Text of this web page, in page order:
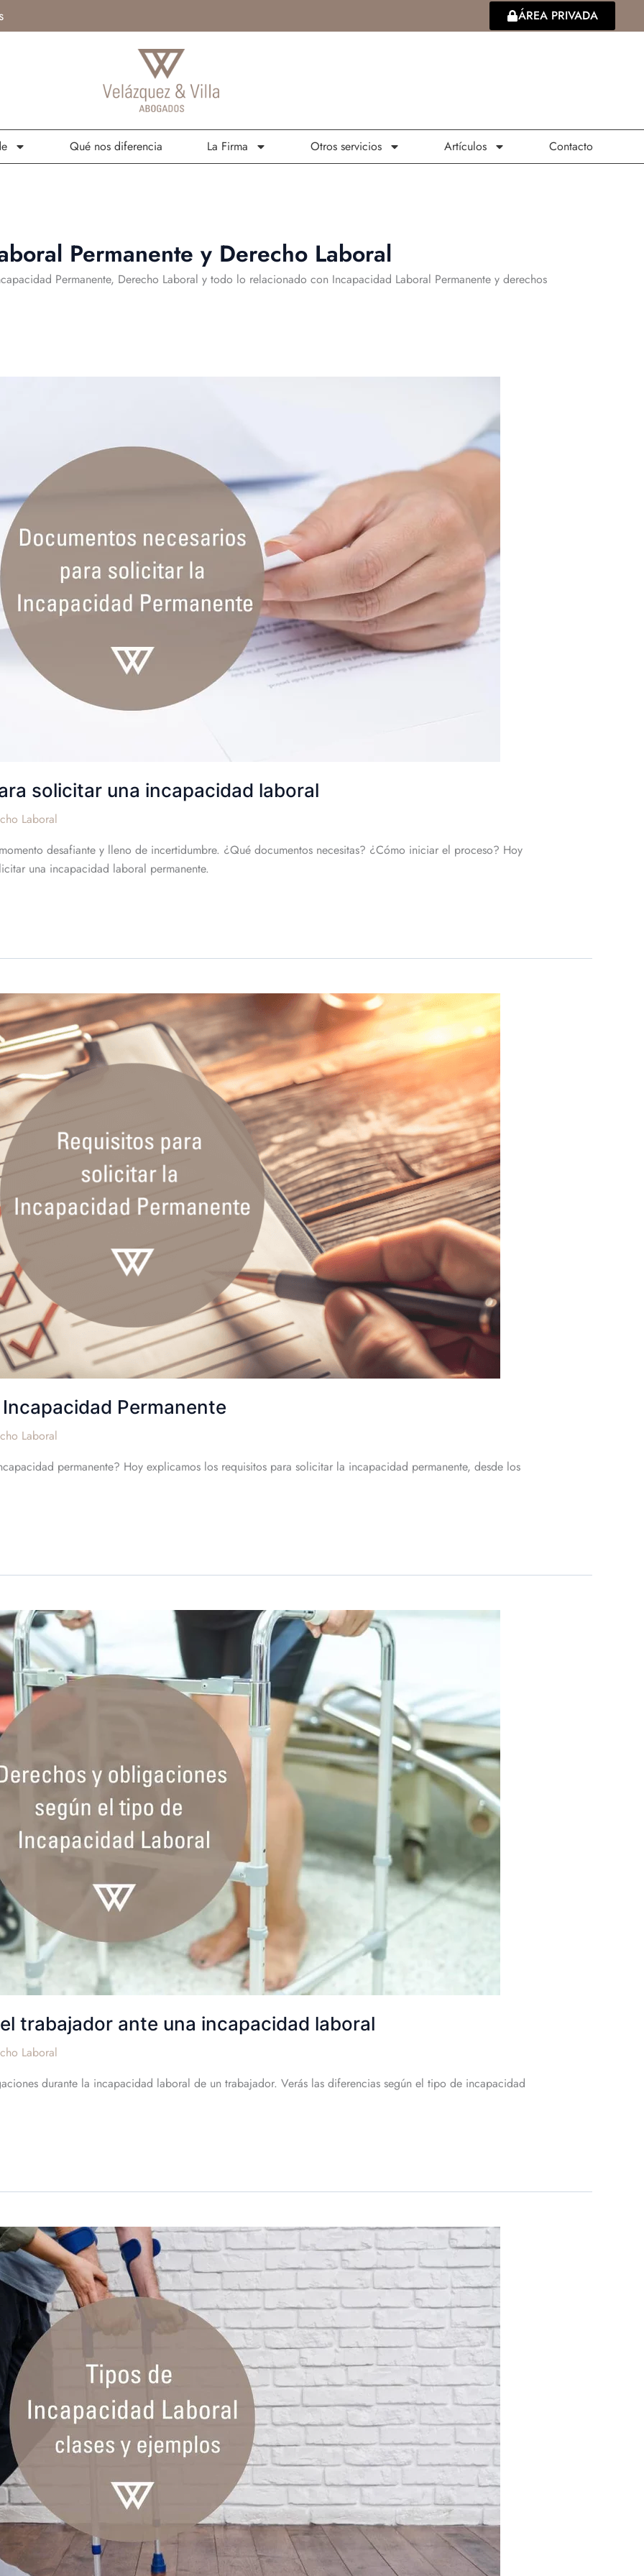
ÁREA PRIVADA
Qué nos diferencia La Firma Otros servicios Artículos Contacto
Permanente y Derecho Laboral
Permanente, Derecho Laboral y todo lo relacionado con Incapacidad Laboral Permanente y derechos
solicitar una incapacidad laboral
Laboral
desafiante y lleno de incertidumbre. ¿Qué documentos necesitas? ¿Cómo iniciar el proceso? Hoy
una incapacidad laboral permanente.
Permanente
Laboral
permanente? Hoy explicamos los requisitos para solicitar la incapacidad permanente, desde los
trabajador ante una incapacidad laboral
Laboral
durante la incapacidad laboral de un trabajador. Verás las diferencias según el tipo de incapacidad